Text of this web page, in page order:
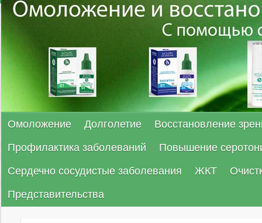
Омоложение Долголетие
Восстановление
Профилактика заболеваний
Повышение
Сердечно сосудистые заболевания
ЖКТ
Представительства